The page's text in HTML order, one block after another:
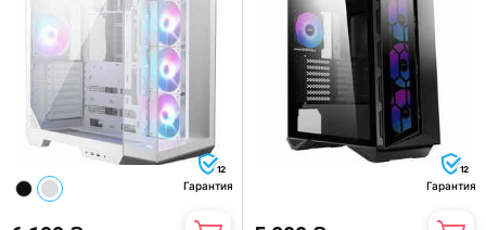
12
Гарантия
12
Гарантия